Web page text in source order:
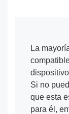
La
Si no
que esta
para él,